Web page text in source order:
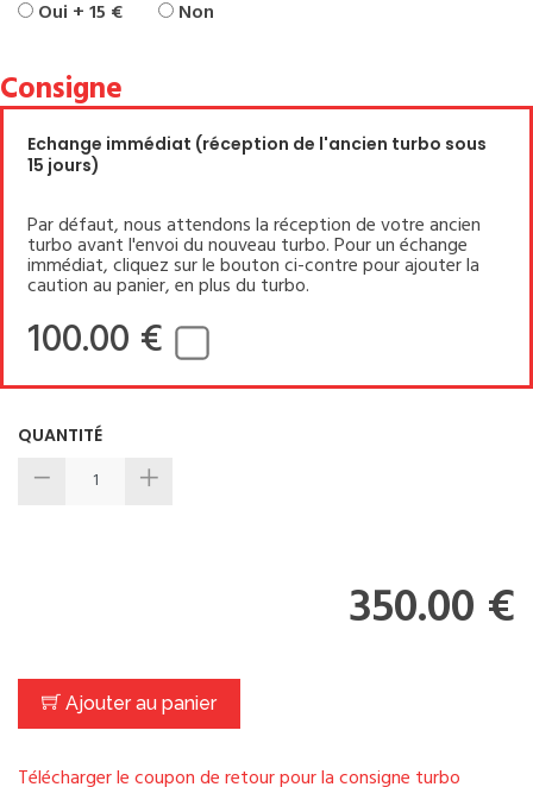
Oui + 15 € Non
Consigne
Echange immédiat (réception de l'ancien turbo sous
15 jours)
Par défaut, nous attendons la réception de votre ancien
turbo avant l'envoi du nouveau turbo. Pour un échange
immédiat, cliquez sur le bouton ci-contre pour ajouter la
caution au panier, en plus du turbo.
100.00 €
QUANTITÉ
350.00 €
Ajouter au panier
Télécharger le coupon de retour pour la consigne turbo